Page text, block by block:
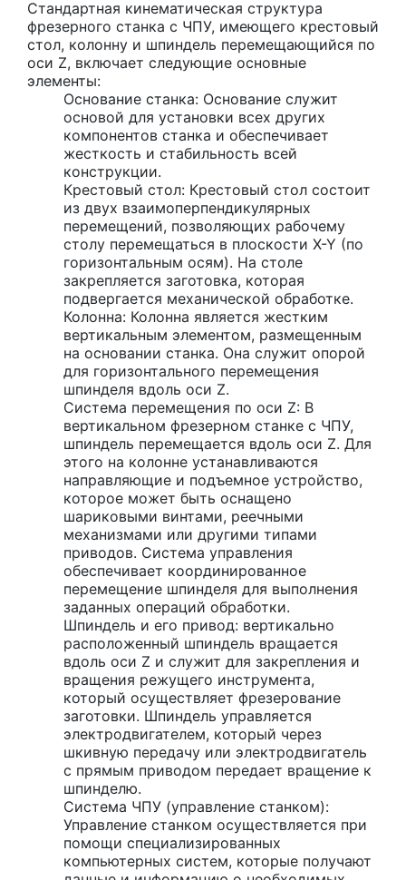
Стандартная кинематическая структура
фрезерного станка с ЧПУ, имеющего крестовый
стол, колонну и шпиндель перемещающийся по
оси Z, включает следующие основные
элементы:
Основание станка: Основание служит
основой для установки всех других
компонентов станка и обеспечивает
жесткость и стабильность всей
конструкции.
Крестовый стол: Крестовый стол состоит
из двух взаимоперпендикулярных
перемещений, позволяющих рабочему
столу перемещаться в плоскости X-Y (по
горизонтальным осям). На столе
закрепляется заготовка, которая
подвергается механической обработке.
Колонна: Колонна является жестким
вертикальным элементом, размещенным
на основании станка. Она служит опорой
для горизонтального перемещения
шпинделя вдоль оси Z.
Система перемещения по оси Z: В
вертикальном фрезерном станке с ЧПУ,
шпиндель перемещается вдоль оси Z. Для
этого на колонне устанавливаются
направляющие и подъемное устройство,
которое может быть оснащено
шариковыми винтами, реечными
механизмами или другими типами
приводов. Система управления
обеспечивает координированное
перемещение шпинделя для выполнения
заданных операций обработки.
Шпиндель и его привод: вертикально
расположенный шпиндель вращается
вдоль оси Z и служит для закрепления и
вращения режущего инструмента,
который осуществляет фрезерование
заготовки. Шпиндель управляется
электродвигателем, который через
шкивную передачу или электродвигатель
с прямым приводом передает вращение к
шпинделю.
Система ЧПУ (управление станком):
Управление станком осуществляется при
помощи специализированных
компьютерных систем, которые получают